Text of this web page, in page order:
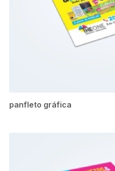
panfleto gráfica